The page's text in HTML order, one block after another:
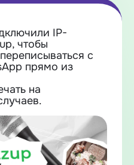
IP-
чтобы
с
прямо из
на